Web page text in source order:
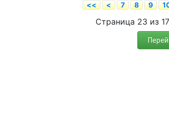
<<
< 7 8 9
Страница 23 из